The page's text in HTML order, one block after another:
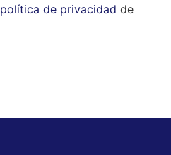
política de privacidad de